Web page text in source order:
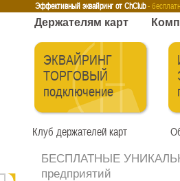
Эффективный эквайринг от ChClub -
Интернет-эквайринг Тренинги Бесплатные сервисы
Держателям карт
ЭКВАЙРИНГ
ТОРГОВЫЙ
подключение
Клуб держателей карт
БЕСПЛАТНЫЕ
предприятий